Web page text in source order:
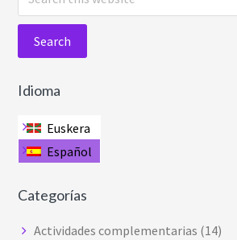
this
Idioma
Euskera
Español
Categorías
Actividades complementarias (14)